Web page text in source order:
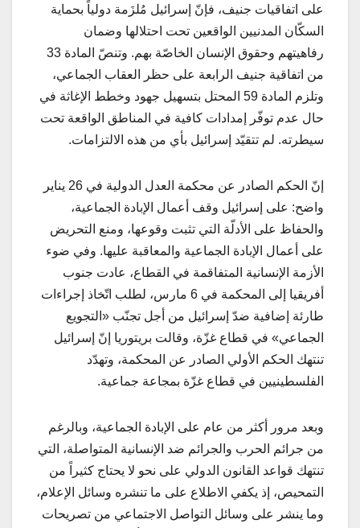
على اتفاقيات جنيف، فإنّ إسرائيل مُلزَمة دولياً بحماية
السكّان المدنيين الواقعين تحت احتلالها وضمان
رفاهيتهم وحقوق الإنسان الخاصّة بهم. وتنصّ المادة 33
من اتفاقية جنيف الرابعة على حظر العقاب الجماعي،
وتلزم المادة 59 المحتل بتسهيل جهود وخطط الإغاثة في
حال عدم توفّر إمدادات كافية في المناطق الواقعة تحت
سيطرته. لم تتقيّد إسرائيل بأي من هذه الالتزامات.
إنّ الحكم الصادر عن محكمة العدل الدولية في 26 يناير
واضح: على إسرائيل وقف أعمال الإبادة الجماعية،
والحفاظ على الأدلّة التي تثبت وقوعها، ومنع التحريض
على أعمال الإبادة الجماعية والمعاقبة عليها. وفي ضوء
الأزمة الإنسانية المتفاقمة في القطاع، عادت جنوب
أفريقيا إلى المحكمة في 6 مارس، لطلب اتّخاذ إجراءات
طارئة إضافية ضدّ إسرائيل من أجل تجنّب «التجويع
الجماعي» في قطاع غزّة، وقالت بريتوريا إنّ إسرائيل
تنتهك الحكم الأولي الصادر عن المحكمة، وتهدّد
الفلسطينيين في قطاع غزّة بمجاعة جماعية.
وبعد مرور أكثر من عام على الإبادة الجماعية، وبالرغم
من جرائم الحرب والجرائم ضد الإنسانية المتواصلة، التي
تنتهك قواعد القانون الدولي على نحو لا يحتاج كثيراً من
التمحيص، إذ يكفي الاطلاع على ما تنشره وسائل الإعلام،
وما ينشر على وسائل التواصل الاجتماعي من تصريحات